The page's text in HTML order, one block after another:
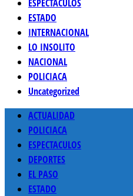
ESPECTACULOS
ESTADO
INTERNACIONAL
LO INSOLITO
NACIONAL
POLICIACA
Uncategorized
Menú
principal
ACTUALIDAD
POLICIACA
ESPECTACULOS
DEPORTES
EL PASO
ESTADO